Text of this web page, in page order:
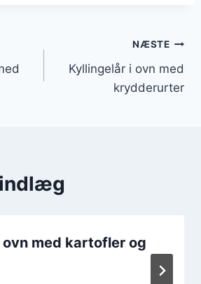
NÆSTE
Kyllingelår i ovn med
krydderurter
ovn med kartofler og